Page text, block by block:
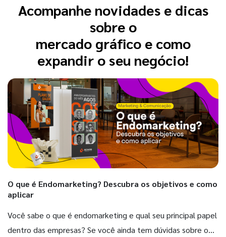
Acompanhe novidades e dicas
sobre o
mercado gráfico e como
expandir o seu negócio!
O que é Endomarketing? Descubra os objetivos e como
aplicar
Você sabe o que é endomarketing e qual seu principal papel
dentro das empresas? Se você ainda tem dúvidas sobre o